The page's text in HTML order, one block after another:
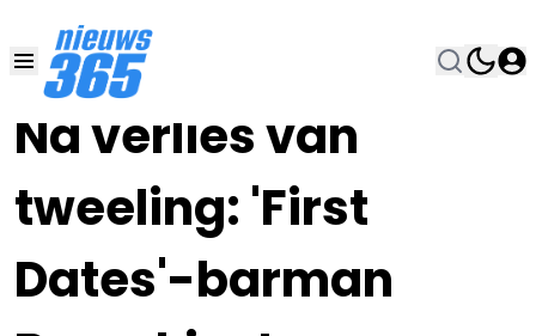
Na verlies van
tweeling: 'First
Dates'-barman
03 FEB 2024, 13:00